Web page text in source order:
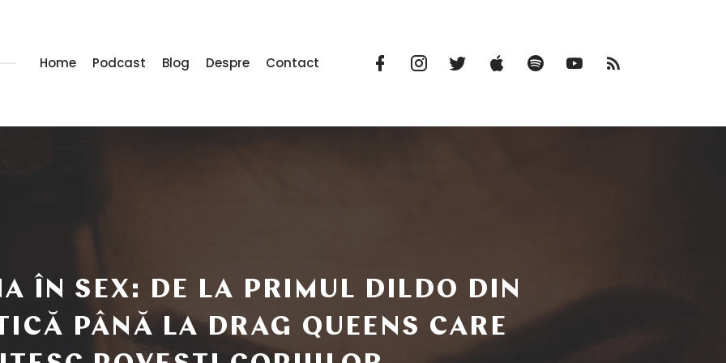
Home Podcast Blog Despre Contact Facebook
Profile
Instagram
Twitter iTunes Spotify Youtube
ÎN SEX: DE LA PRIMUL DILDO DIN
PÂNĂ LA DRAG QUEENS CARE